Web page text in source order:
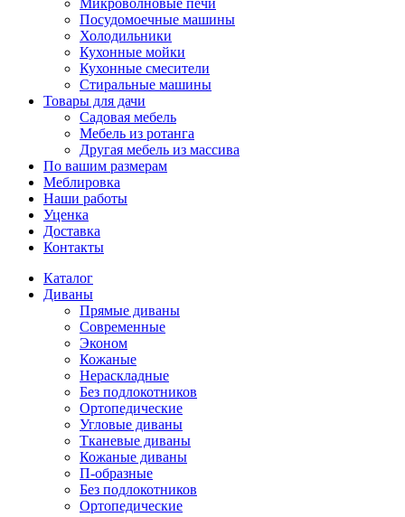
Микроволновые печи
Посудомоечные машины
Холодильники
Кухонные мойки
Кухонные смесители
Стиральные машины
Товары для дачи
Садовая мебель
Мебель из ротанга
Другая мебель из массива
По вашим размерам
Меблировка
Наши работы
Уценка
Доставка
Контакты
Каталог
Диваны
Прямые диваны
Современные
Эконом
Кожаные
Нераскладные
Без подлокотников
Ортопедические
Угловые диваны
Тканевые диваны
Кожаные диваны
П-образные
Без подлокотников
Ортопедические